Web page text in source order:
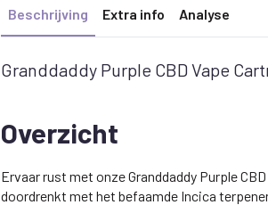
Beschrijving Extra info Analyse
Granddaddy Purple CBD Vape
Overzicht
Ervaar rust met onze Granddaddy Purple
doordrenkt met het befaamde Incica